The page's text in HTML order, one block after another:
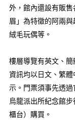
外，館內還設有販
眉」為特徵的阿兩
絨毛玩偶等。
樓層導覽有英文、
資訊均以日文、繁
示。門票須事先透
烏龍派出所紀念館
櫃台）購買。